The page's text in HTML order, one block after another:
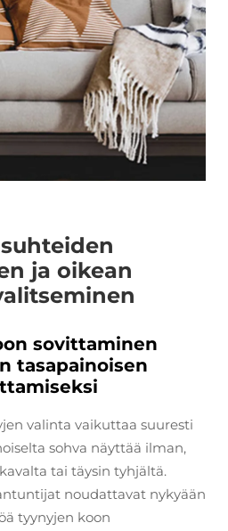
ja oikean
sovittaminen
tasapainoisen
valinta vaikuttaa suuresti
sohva näyttää ilman,
tai täysin tyhjältä.
noudattavat nykyään
tyynyjen koon